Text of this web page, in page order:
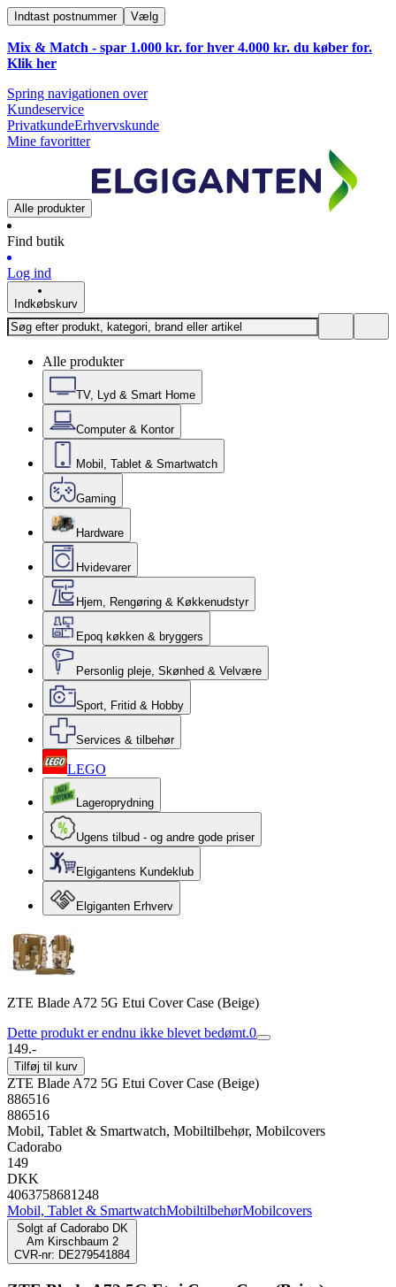
Indtast postnummer Vælg
Mix & Match - spar 1.000 kr. for hver 4.000 kr. du køber for.
Klik her
Spring navigationen over
Kundeservice
PrivatkundeErhvervskunde
Mine favoritter
Alle produkter
Find butik
Log ind
Indkøbskurv
Alle produkter
TV, Lyd & Smart Home
Computer & Kontor
Mobil, Tablet & Smartwatch
Gaming
Hardware
Hvidevarer
Hjem, Rengøring & Køkkenudstyr
Epoq køkken & bryggers
Personlig pleje, Skønhed & Velvære
Sport, Fritid & Hobby
Services & tilbehør
LEGO
Lageroprydning
Ugens tilbud - og andre gode priser
Elgigantens Kundeklub
Elgiganten Erhverv
ZTE Blade A72 5G Etui Cover Case (Beige)
Dette produkt er endnu ikke blevet bedømt.0
149.-
Tilføj til kurv
ZTE Blade A72 5G Etui Cover Case (Beige)
886516
886516
Mobil, Tablet & Smartwatch, Mobiltilbehør, Mobilcovers
Cadorabo
149
DKK
4063758681248
Mobil, Tablet & SmartwatchMobiltilbehørMobilcovers
Solgt af Cadorabo DK
Am Kirschbaum 2
CVR-nr: DE279541884